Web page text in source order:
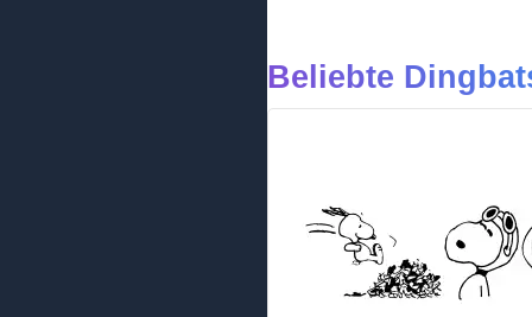
Beliebte